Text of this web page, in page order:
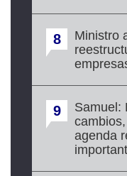
8
Ministro
9
Samuel:
agenda